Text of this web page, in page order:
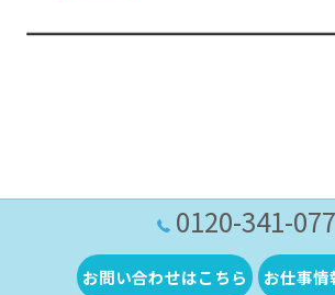
0120-341-077
お問い合わせはこちら お仕事情